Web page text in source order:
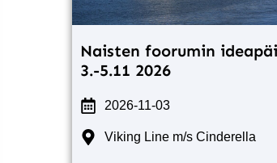
Naisten foorumin
3.-5.11 2026
2026-11-03
Viking Line m/s Cinderella